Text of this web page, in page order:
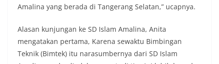
Amalina yang berada di Tangerang Selatan,” ucapnya.
Alasan kunjungan ke SD Islam Amalina, Anita
mengatakan pertama, Karena sewaktu Bimbingan
Teknik (Bimtek) itu narasumbernya dari SD Islam